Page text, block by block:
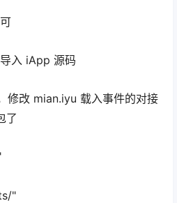
入 iApp 源码
修改 mian.iyu 载入事件的对接
了
"